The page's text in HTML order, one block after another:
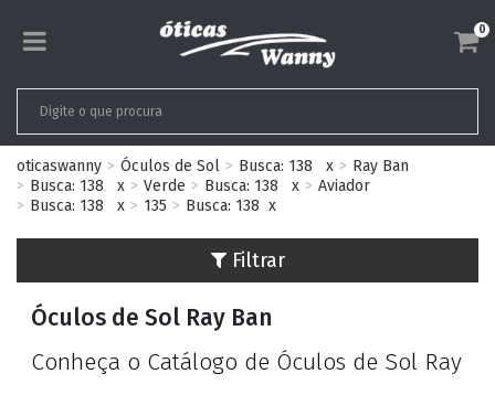
0
oticaswanny Óculos de Sol Busca: 138 x
Ray Ban
Busca: 138
x Verde Busca: 138 x
Aviador
Busca: 138
x 135 Busca: 138 x
Filtrar
Óculos de Sol Ray Ban
Conheça o Catálogo de Óculos de Sol Ray